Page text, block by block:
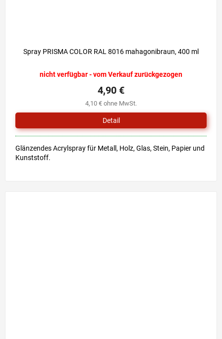
Spray PRISMA COLOR RAL 8016 mahagonibraun, 400 ml
nicht verfügbar - vom Verkauf zurückgezogen
4,10 € ohne MwSt.
4,90 €
Detail
Glänzendes Acrylspray für Metall, Holz, Glas, Stein, Papier und
Kunststoff.